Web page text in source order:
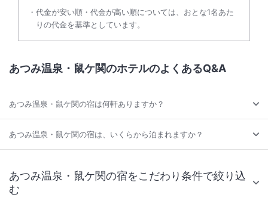
代金が安い順・代金が高い順については、おとな1名あた
りの代金を基準としています。
あつみ温泉・鼠ケ関のホテルのよくあるQ&A
あつみ温泉・鼠ケ関の宿は何軒ありますか？
あつみ温泉・鼠ケ関の宿は、いくらから泊まれますか？
あつみ温泉・鼠ケ関の宿をこだわり条件で絞り込
む